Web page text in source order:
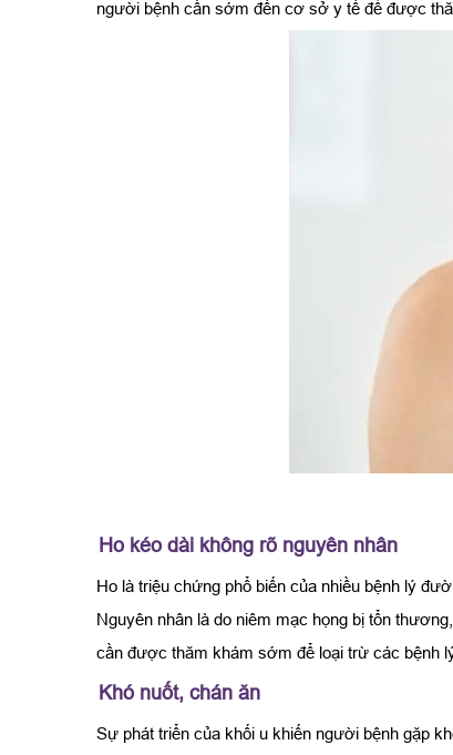
người bệnh cần sớm đến cơ sở y tế để được
Ho kéo dài không rõ nguyên nhân
Ho là triệu chứng phổ biến của nhiều bệnh lý
Nguyên nhân là do niêm mạc họng bị tổn
cần được thăm khám sớm để loại trừ các bệnh
Khó nuốt, chán ăn
Sự phát triển của khối u khiến người bệnh gặp